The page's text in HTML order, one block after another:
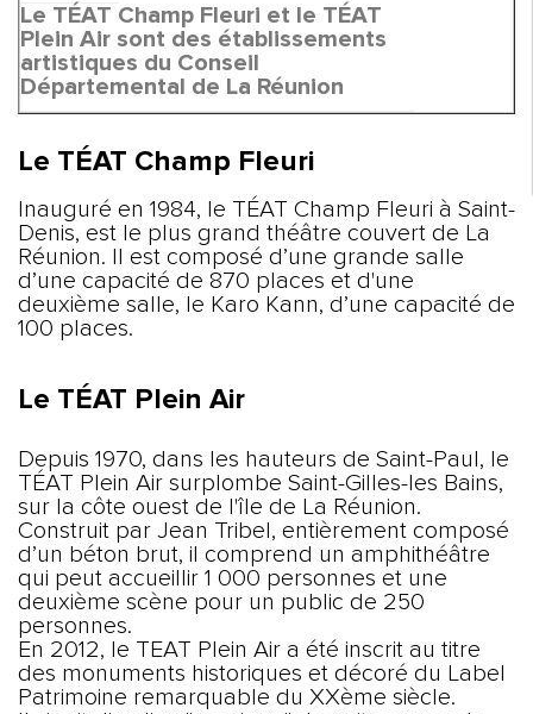
Le TÉAT Champ Fleuri et le TÉAT
Plein Air sont des établissements
artistiques du Conseil
Départemental de La Réunion
Le TÉAT Champ Fleuri
Inauguré en 1984, le TÉAT Champ Fleuri à Saint-
Denis, est le plus grand théâtre couvert de La
Réunion. Il est composé d’une grande salle
d’une capacité de 870 places et d'une
deuxième salle, le Karo Kann, d’une capacité de
100 places.
Le TÉAT Plein Air
Depuis 1970, dans les hauteurs de Saint-Paul, le
TÉAT Plein Air surplombe Saint-Gilles-les Bains,
sur la côte ouest de l'île de La Réunion.
Construit par Jean Tribel, entièrement composé
d’un béton brut, il comprend un amphithéâtre
qui peut accueillir 1 000 personnes et une
deuxième scène pour un public de 250
personnes.
En 2012, le TEAT Plein Air a été inscrit au titre
des monuments historiques et décoré du Label
Patrimoine remarquable du XXème siècle.